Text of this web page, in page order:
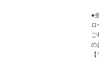
●
ロ
ご
の